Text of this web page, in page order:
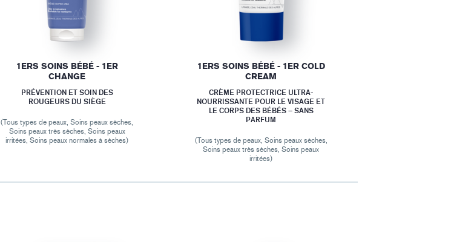
1ERS SOINS BÉBÉ - 1ER
CHANGE
PRÉVENTION ET SOIN DES
ROUGEURS DU SIÈGE
(Tous types de peaux, Soins peaux sèches,
Soins peaux très sèches, Soins peaux
irritées, Soins peaux normales à sèches)
1ERS SOINS BÉBÉ - 1ER COLD
CREAM
CRÈME PROTECTRICE ULTRA-
NOURRISSANTE POUR LE VISAGE ET
LE CORPS DES BÉBÉS – SANS
PARFUM
(Tous types de peaux, Soins peaux sèches,
Soins peaux très sèches, Soins peaux
irritées)